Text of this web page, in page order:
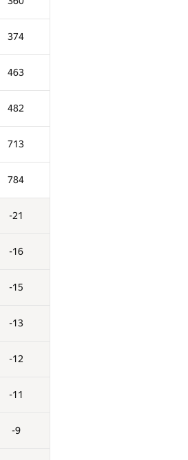
374
463
482
713
784
-21
-16
-15
-13
-12
-11
-9